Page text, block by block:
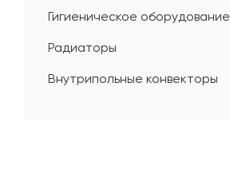
Гигиеническое оборудование
Радиаторы
Внутрипольные конвекторы